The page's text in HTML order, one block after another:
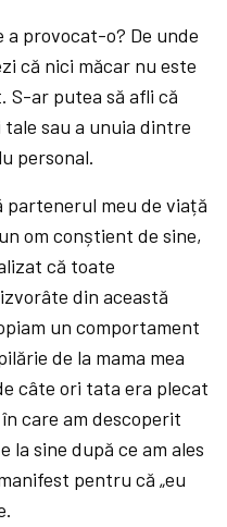
a provocat-o? De unde
că nici măcar nu este
S-ar putea să afli că
sau a unuia dintre
personal.
partenerul meu de viață
om conștient de sine,
că toate
din această
un comportament
de la mama mea
câte ori tata era plecat
care am descoperit
sine după ce am ales
pentru că „eu